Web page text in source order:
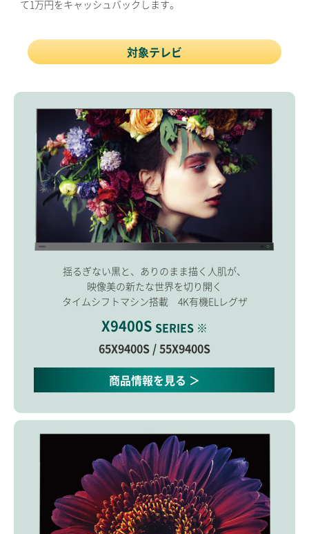
て1万円をキャッシュバックします。
対象テレビ
揺るぎない黒と、ありのまま描く人肌が、
映像美の新たな世界を切り開く
タイムシフトマシン搭載 4K有機ELレグザ
X9400S SERIES ※
65X9400S / 55X9400S
商品情報を見る ＞